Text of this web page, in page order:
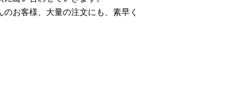
お客様、大量の注文にも、素早く